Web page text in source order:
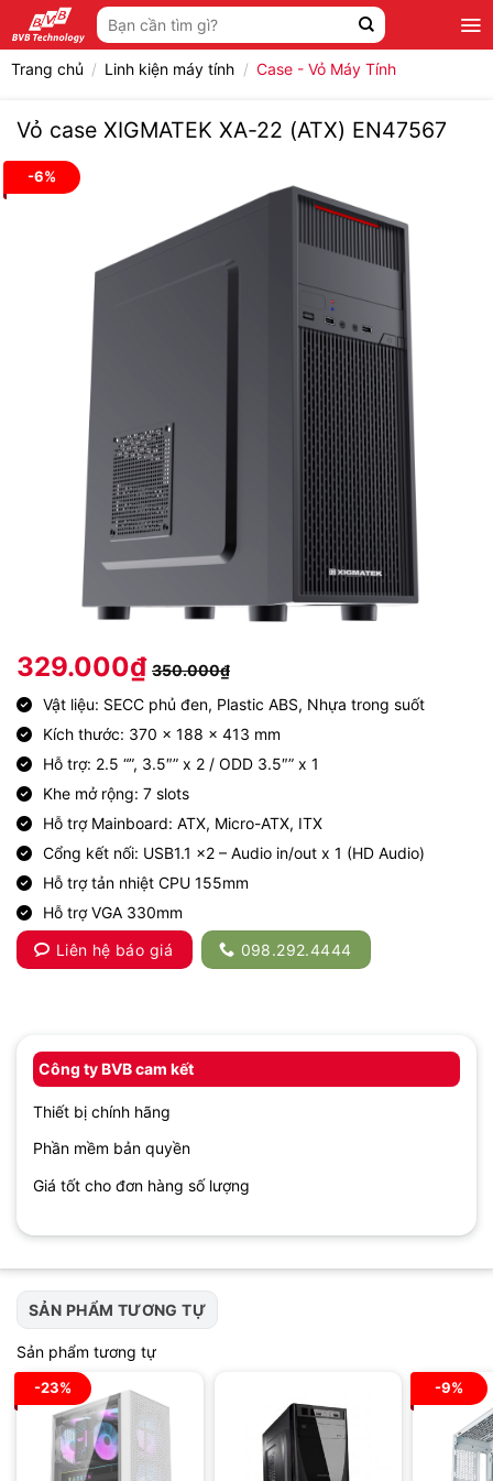
qua
nội
Tìm
kiếm:
Trang chủ / Linh kiện máy tính / Case - Vỏ Máy Tính
Vỏ case XIGMATEK XA-22 (ATX) EN47567
-6%
329.000₫ 350.000₫
Vật liệu: SECC phủ đen, Plastic ABS, Nhựa trong suốt
Kích thước: 370 x 188 x 413 mm
Hỗ trợ: 2.5 “”, 3.5″” x 2 / ODD 3.5″” x 1
Khe mở rộng: 7 slots
Hỗ trợ Mainboard: ATX, Micro-ATX, ITX
Cổng kết nối: USB1.1 x2 – Audio in/out x 1 (HD Audio)
Hỗ trợ tản nhiệt CPU 155mm
Hỗ trợ VGA 330mm
Liên hệ báo giá
098.292.4444
Công ty BVB cam kết
Thiết bị chính hãng
Phần mềm bản quyền
Giá tốt cho đơn hàng số lượng
SẢN PHẨM TƯƠNG TỰ
Sản phẩm tương tự
-23% -9%